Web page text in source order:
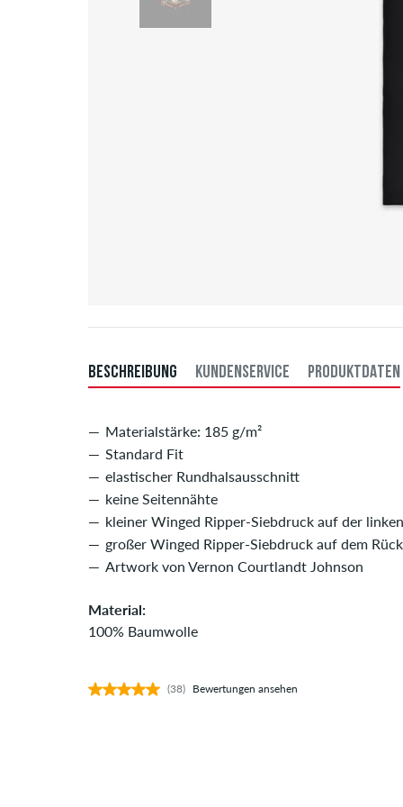
BESCHREIBUNG KUNDENSERVICE PRODUKTDATEN
Materialstärke: 185 g/m²
Standard Fit
elastischer Rundhalsausschnitt
keine Seitennähte
kleiner Winged Ripper-Siebdruck auf der
großer Winged Ripper-Siebdruck auf dem
Artwork von Vernon Courtlandt Johnson
Material:
100% Baumwolle
(38) Bewertungen ansehen